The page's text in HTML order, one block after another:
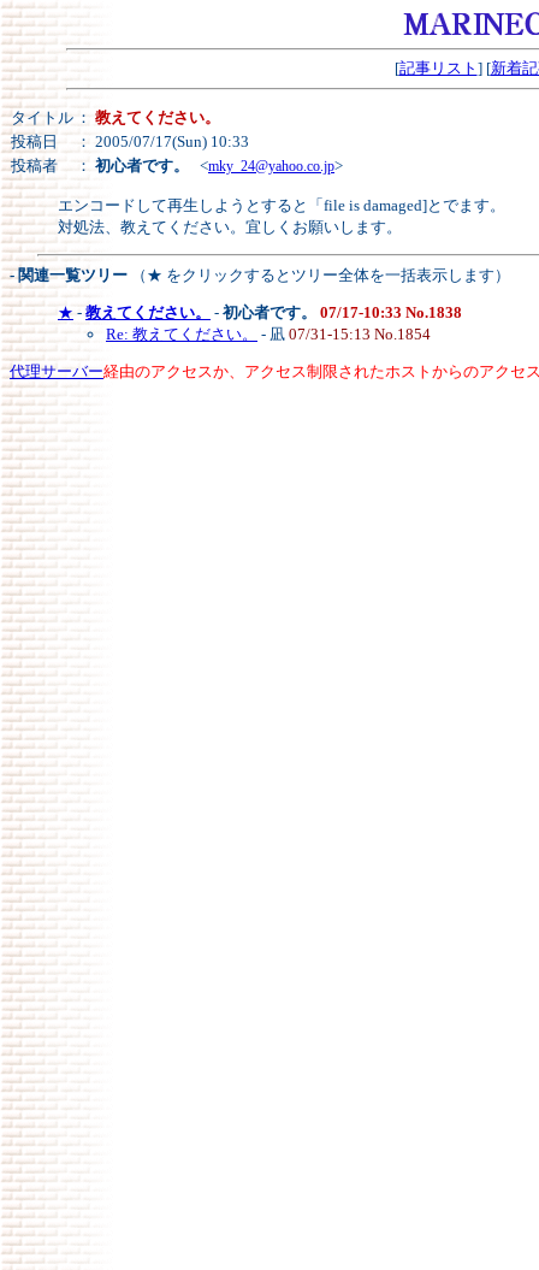
[記事リスト ] [新着
タイトル ： 教えてください。
投稿日
： 2005/07/17(Sun) 10:33
投稿者
： 初心者です。 <mky_24@yahoo.co.jp>
エンコードして再生しようとすると「file is damaged]とでます。
対処法、教えてください。宜しくお願いします。
- 関連一覧ツリー （★ をクリックするとツリー全体を一括表示します）
★ - 教えてください。 - 初心者です。
07/17-10:33 No.1838
Re: 教えてください。
- 凪 07/31-15:13 No.1854
代理サーバー経由のアクセスか、アクセス制限されたホストからのアクセ